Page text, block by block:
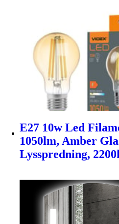
E27 10w Led
1050lm, Amber
Lysspredning,